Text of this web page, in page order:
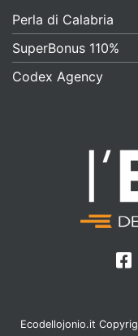
Perla di Calabria
SuperBonus 110%
Codex Agency
Ecodellojonio.it